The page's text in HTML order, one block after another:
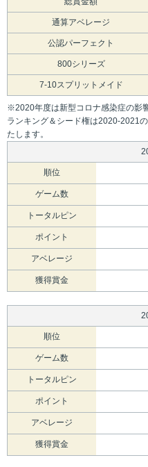
通算アベレージ
公認パーフェクト
800シリーズ
7-10スプリットメイド
※2020年度は新型コロナ感染症の影
ランキング＆シード権は2020-2021
たします。
順位
ゲーム数
トータルピン
ポイント
アベレージ
獲得賞金
順位
ゲーム数
トータルピン
ポイント
アベレージ
獲得賞金